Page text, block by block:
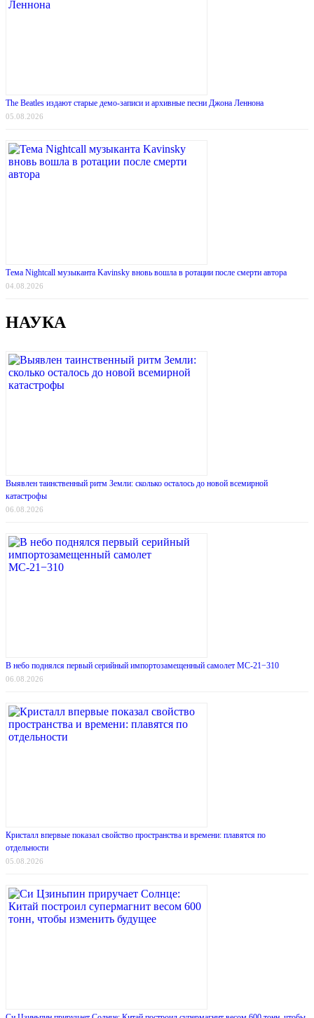
The Beatles издают старые демо-записи и архивные песни Джона Леннона
05.08.2026
Тема Nightcall музыканта Kavinsky вновь вошла в ротации после смерти автора
04.08.2026
НАУКА
Выявлен таинственный ритм Земли: сколько осталось до новой всемирной
катастрофы
06.08.2026
В небо поднялся первый серийный импортозамещенный самолет МС-21−310
06.08.2026
Кристалл впервые показал свойство пространства и времени: плавятся по
отдельности
05.08.2026